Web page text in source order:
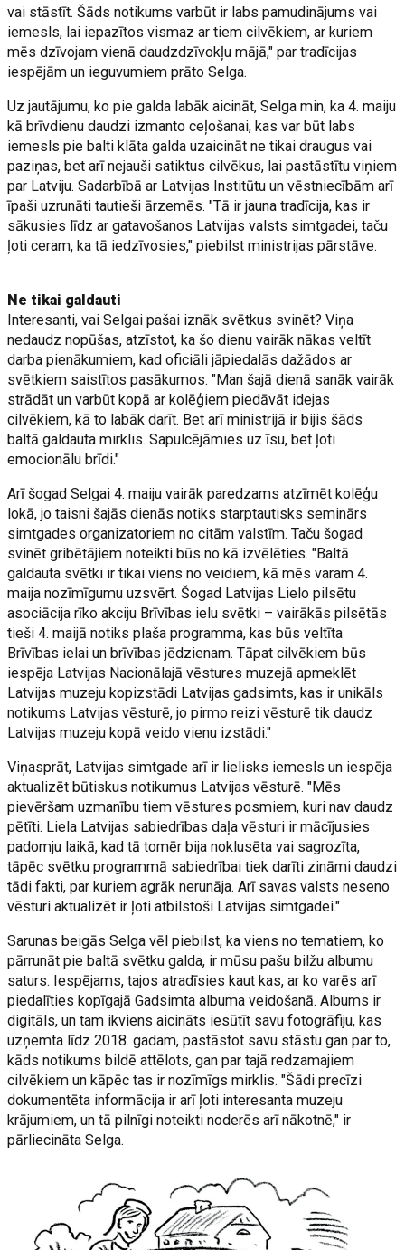
vai stāstīt. Šāds notikums varbūt ir labs pamudinājums vai
iemesls, lai iepazītos vismaz ar tiem cilvēkiem, ar kuriem
mēs dzīvojam vienā daudzdzīvokļu mājā," par tradīcijas
iespējām un ieguvumiem prāto Selga.
Uz jautājumu, ko pie galda labāk aicināt, Selga min, ka 4. maiju
kā brīvdienu daudzi izmanto ceļošanai, kas var būt labs
iemesls pie balti klāta galda uzaicināt ne tikai draugus vai
paziņas, bet arī nejauši satiktus cilvēkus, lai pastāstītu viņiem
par Latviju. Sadarbībā ar Latvijas Institūtu un vēstniecībām arī
īpaši uzrunāti tautieši ārzemēs. "Tā ir jauna tradīcija, kas ir
sākusies līdz ar gatavošanos Latvijas valsts simtgadei, taču
ļoti ceram, ka tā iedzīvosies," piebilst ministrijas pārstāve.
Ne tikai galdauti
Interesanti, vai Selgai pašai iznāk svētkus svinēt? Viņa
nedaudz nopūšas, atzīstot, ka šo dienu vairāk nākas veltīt
darba pienākumiem, kad oficiāli jāpiedalās dažādos ar
svētkiem saistītos pasākumos. "Man šajā dienā sanāk vairāk
strādāt un varbūt kopā ar kolēģiem piedāvāt idejas
cilvēkiem, kā to labāk darīt. Bet arī ministrijā ir bijis šāds
baltā galdauta mirklis. Sapulcējāmies uz īsu, bet ļoti
emocionālu brīdi."
Arī šogad Selgai 4. maiju vairāk paredzams atzīmēt kolēģu
lokā, jo taisni šajās dienās notiks starptautisks seminārs
simtgades organizatoriem no citām valstīm. Taču šogad
svinēt gribētājiem noteikti būs no kā izvēlēties. "Baltā
galdauta svētki ir tikai viens no veidiem, kā mēs varam 4.
maija nozīmīgumu uzsvērt. Šogad Latvijas Lielo pilsētu
asociācija rīko akciju Brīvības ielu svētki – vairākās pilsētās
tieši 4. maijā notiks plaša programma, kas būs veltīta
Brīvības ielai un brīvības jēdzienam. Tāpat cilvēkiem būs
iespēja Latvijas Nacionālajā vēstures muzejā apmeklēt
Latvijas muzeju kopizstādi Latvijas gadsimts, kas ir unikāls
notikums Latvijas vēsturē, jo pirmo reizi vēsturē tik daudz
Latvijas muzeju kopā veido vienu izstādi."
Viņasprāt, Latvijas simtgade arī ir lielisks iemesls un iespēja
aktualizēt būtiskus notikumus Latvijas vēsturē. "Mēs
pievēršam uzmanību tiem vēstures posmiem, kuri nav daudz
pētīti. Liela Latvijas sabiedrības daļa vēsturi ir mācījusies
padomju laikā, kad tā tomēr bija noklusēta vai sagrozīta,
tāpēc svētku programmā sabiedrībai tiek darīti zināmi daudzi
tādi fakti, par kuriem agrāk nerunāja. Arī savas valsts neseno
vēsturi aktualizēt ir ļoti atbilstoši Latvijas simtgadei."
Sarunas beigās Selga vēl piebilst, ka viens no tematiem, ko
pārrunāt pie baltā svētku galda, ir mūsu pašu bilžu albumu
saturs. Iespējams, tajos atradīsies kaut kas, ar ko varēs arī
piedalīties kopīgajā Gadsimta albuma veidošanā. Albums ir
digitāls, un tam ikviens aicināts iesūtīt savu fotogrāfiju, kas
uzņemta līdz 2018. gadam, pastāstot savu stāstu gan par to,
kāds notikums bildē attēlots, gan par tajā redzamajiem
cilvēkiem un kāpēc tas ir nozīmīgs mirklis. "Šādi precīzi
dokumentēta informācija ir arī ļoti interesanta muzeju
krājumiem, un tā pilnīgi noteikti noderēs arī nākotnē," ir
pārliecināta Selga.